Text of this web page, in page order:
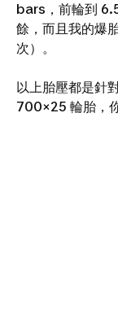
bars，前輪到
餘，而且我的爆
次）。
以上胎壓都是針
700×25 輪胎，